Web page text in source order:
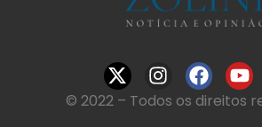
© 2022 – Todos os direitos